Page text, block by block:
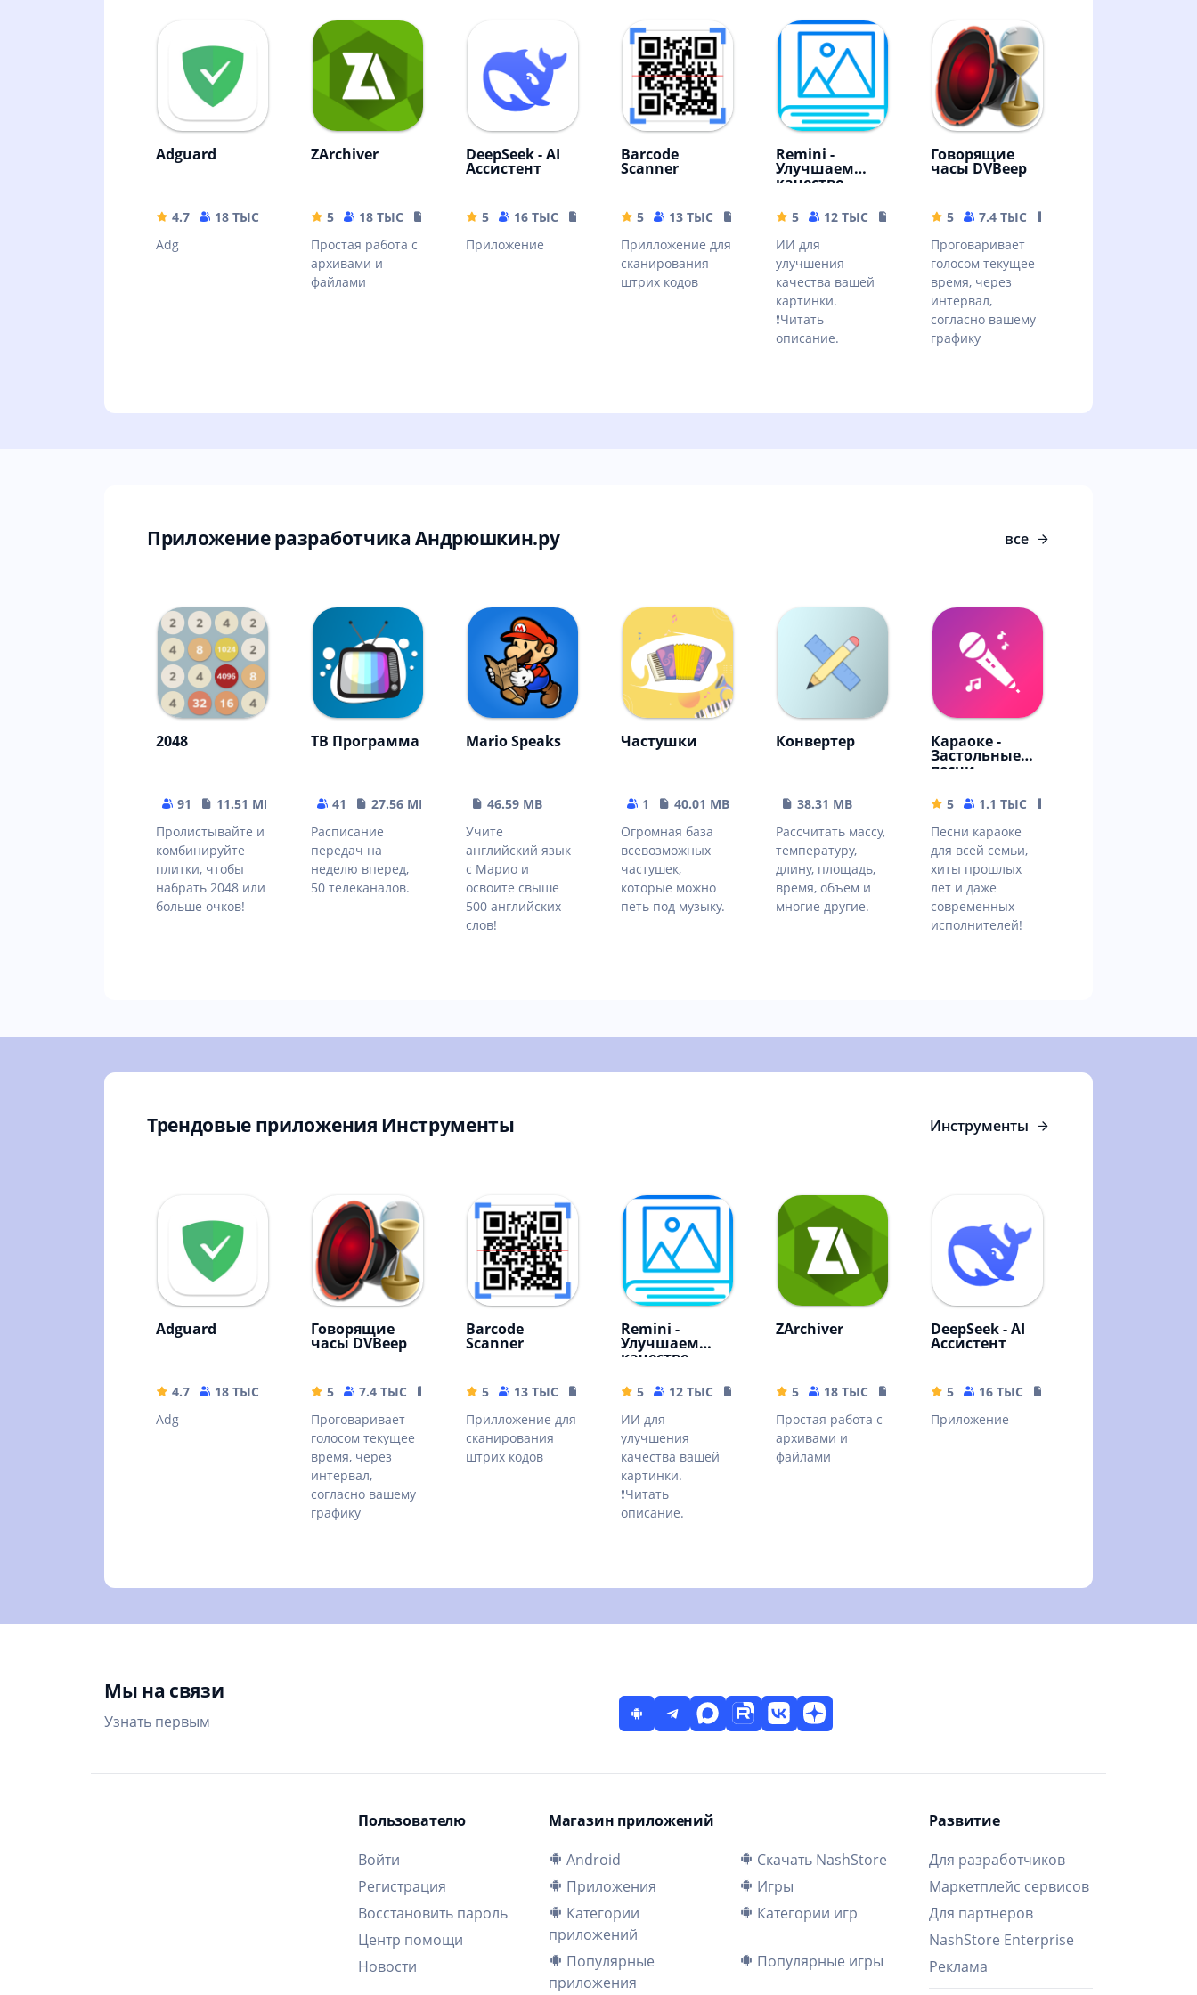
Adguard
4.7 18 ТЫС
35.63 MB
Adg
ZArchiver
5 18 ТЫС
10.32 MB
Простая работа с
архивами и
файлами
DeepSeek - AI
Ассистент
5 16 ТЫС
16.44 MB
Приложение
Barcode
Scanner
5 13 ТЫС
4.04 MB
Прилложение для
сканирования
штрих кодов
Remini -
Улучшаем
качество
5 12 ТЫС
79.19 MB
ИИ для
улучшения
качества вашей
картинки.
❗Читать
описание.
Говорящие
часы DVBeep
5 7.4 ТЫС
Проговаривает
голосом текущее
время, через
интервал,
согласно вашему
графику
Приложение разработчика Андрюшкин.ру все
2048
91
11.51 MB
Пролистывайте и
комбинируйте
плитки, чтобы
набрать 2048 или
больше очков!
ТВ Программа
41
27.56 MB
Расписание
передач на
неделю вперед,
50 телеканалов.
Mario Speaks
46.59 MB
Учите
английский язык
с Марио и
освоите свыше
500 английских
слов!
Частушки
1
40.01 MB
Огромная база
всевозможных
частушек,
которые можно
петь под музыку.
Конвертер
38.31 MB
Рассчитать массу,
температуру,
длину, площадь,
время, объем и
многие другие.
Караоке -
Застольные
песни
5 1.1 ТЫС
Песни караоке
для всей семьи,
хиты прошлых
лет и даже
современных
исполнителей!
Трендовые приложения Инструменты Инструменты
Adguard
4.7 18 ТЫС
35.63 MB
Adg
Говорящие
часы DVBeep
5 7.4 ТЫС
17.71 MB
Проговаривает
голосом текущее
время, через
интервал,
согласно вашему
графику
Barcode
Scanner
5 13 ТЫС
4.04 MB
Прилложение для
сканирования
штрих кодов
Remini -
Улучшаем
качество
5 12 ТЫС
79.19 MB
ИИ для
улучшения
качества вашей
картинки.
❗Читать
описание.
ZArchiver
5 18 ТЫС
10.32 MB
Простая работа с
архивами и
файлами
DeepSeek - AI
Ассистент
5 16 ТЫС
Приложение
Мы на связи
Узнать первым
Пользователю
Войти
Регистрация
Восстановить пароль
Центр помощи
Новости
Магазин приложений
Android
Скачать NashStore
Приложения
Игры
Категории
приложений
Категории игр
Популярные
приложения
Популярные игры
Развитие
Для разработчиков
Маркетплейс сервисов
Для партнеров
NashStore Enterprise
Реклама